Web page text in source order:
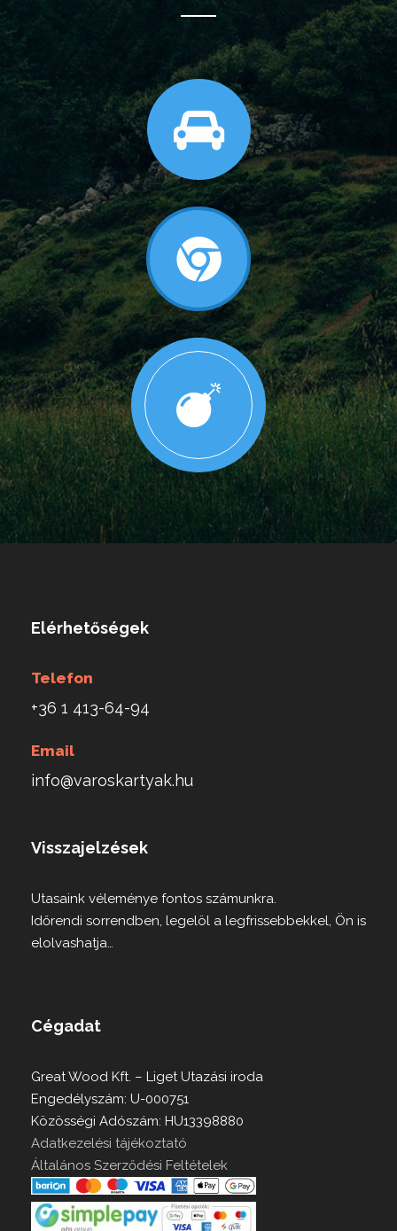
Elérhetőségek
Telefon
+36 1 413-64-94
Email
info@varoskartyak.hu
Visszajelzések
Utasaink véleménye fontos számunkra.
Időrendi sorrendben, legelöl a legfrissebbekkel, Ön is
elolvashatja…
Cégadat
Great Wood Kft. – Liget Utazási iroda
Engedélyszám: U-000751
Közösségi Adószám: HU13398880
Adatkezelési tájékoztató
Általános Szerződési Feltételek